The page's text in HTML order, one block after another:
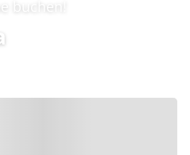
buchen!